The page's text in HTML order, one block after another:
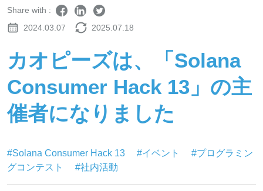
Share with :
2024.03.07
2025.07.18
カオピーズは、「Solana
Consumer Hack 13」の主
催者になりました
#Solana Consumer Hack 13 #イベント
#プログラミン
グコンテスト
#社内活動